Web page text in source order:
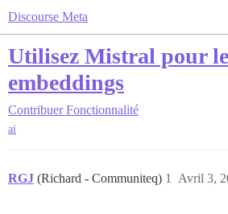
Discourse Meta
Utilisez Mistral pour
embeddings
Contribuer Fonctionnalité
ai
RGJ (Richard - Communiteq) Avril 3,
1